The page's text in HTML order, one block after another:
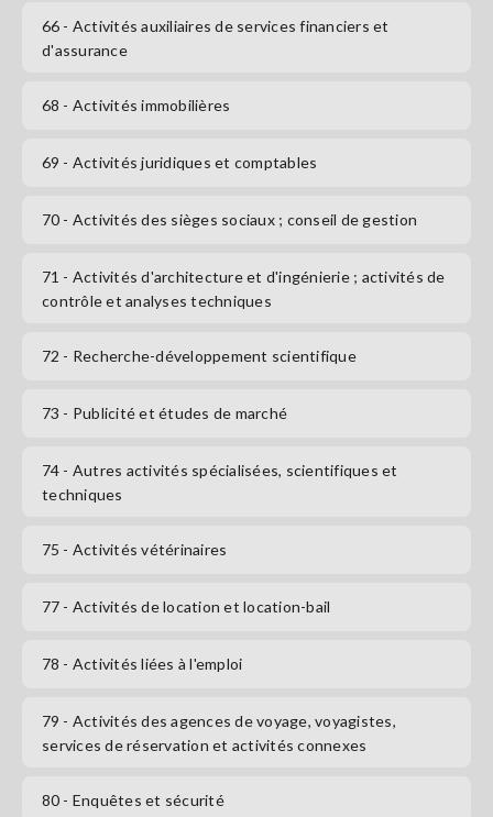
66 - Activités auxiliaires de services financiers et
d'assurance
68 - Activités immobilières
69 - Activités juridiques et comptables
70 - Activités des sièges sociaux ; conseil de gestion
71 - Activités d'architecture et d'ingénierie ; activités de
contrôle et analyses techniques
72 - Recherche-développement scientifique
73 - Publicité et études de marché
74 - Autres activités spécialisées, scientifiques et
techniques
75 - Activités vétérinaires
77 - Activités de location et location-bail
78 - Activités liées à l'emploi
79 - Activités des agences de voyage, voyagistes,
services de réservation et activités connexes
80 - Enquêtes et sécurité